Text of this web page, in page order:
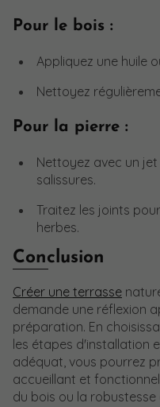
Pour le bois :
Appliquez une huile
Nettoyez
Pour la pierre :
Nettoyez avec un
salissures.
Traitez les joints
herbes.
Conclusion
Créer une terrasse
demande une réflexion
préparation. En
les étapes d'installation
adéquat, vous pourrez
accueillant et
du bois ou la